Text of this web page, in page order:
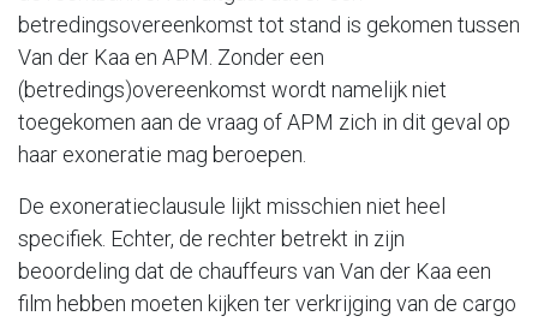
betredingsovereenkomst tot stand is gekomen tussen
Van der Kaa en APM. Zonder een
(betredings)overeenkomst wordt namelijk niet
toegekomen aan de vraag of APM zich in dit geval op
haar exoneratie mag beroepen.
De exoneratieclausule lijkt misschien niet heel
specifiek. Echter, de rechter betrekt in zijn
beoordeling dat de chauffeurs van Van der Kaa een
film hebben moeten kijken ter verkrijging van de cargo